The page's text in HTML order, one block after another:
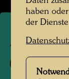
APA 63
553 D
haben
der